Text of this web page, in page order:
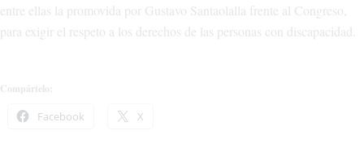
entre ellas la promovida por Gustavo Santaolalla frente al Congreso,
para exigir el respeto a los derechos de las personas con discapacidad.
Compártelo:
Facebook X